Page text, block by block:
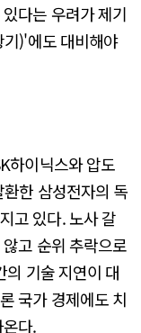
다는 우려가 제기
)'에도 대비해야
하이닉스와 압도
한 삼성전자의 독
고 있다. 노사 갈
고 순위 추락으로
의 기술 지연이 대
국가 경제에도 치
다.